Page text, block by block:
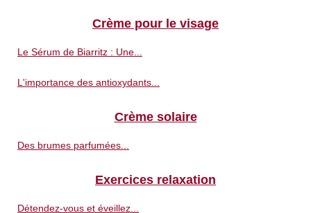
Crème pour le visage
Le Sérum de Biarritz : Une...
L'importance des antioxydants...
Crème solaire
Des brumes parfumées...
Exercices relaxation
Détendez-vous et éveillez...